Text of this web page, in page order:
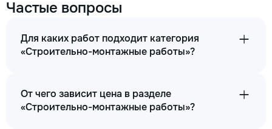
Частые вопросы
Для каких работ подходит категория
«Строительно-монтажные работы»?
От чего зависит цена в разделе
«Строительно-монтажные работы»?